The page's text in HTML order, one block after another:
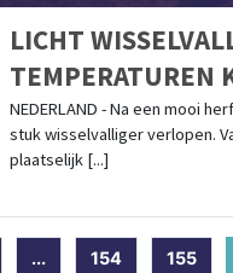
LICHT
TEMPERATUREN
BOVEN DE 15
NEDERLAND - Na een mooi
stuk wisselvalliger verlopen.
plaatselijk [...]
... 154 155